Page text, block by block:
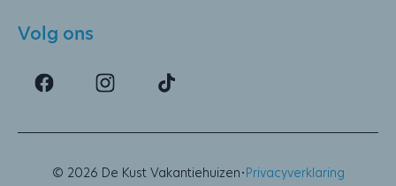
Volg ons
© 2026 De Kust Vakantiehuizen · Privacyverklaring